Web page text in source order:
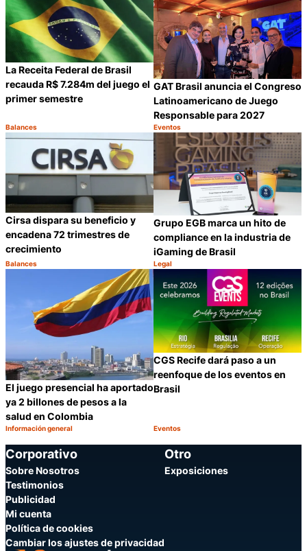
La Receita Federal de Brasil
recauda R$ 7.284m del juego el
primer semestre
Categoría:
Balances
Compartir
GAT Brasil anuncia el Congreso
Latinoamericano de Juego
Responsable para 2027
Categoría:
Eventos
Cirsa dispara su beneficio y
encadena 72 trimestres de
crecimiento
Categoría:
Balances
Compartir
Grupo EGB marca un hito de
compliance en la industria de
iGaming de Brasil
Categoría:
Legal
El juego presencial ha aportado
ya 2 billones de pesos a la
salud en Colombia
Categoría:
Información general
CGS Recife dará paso a un
reenfoque de los eventos en
Brasil
Categoría:
Eventos
Corporativo
Sobre Nosotros
Testimonios
Publicidad
Mi cuenta
Política de cookies
Cambiar los ajustes de privacidad
Otro
Exposiciones